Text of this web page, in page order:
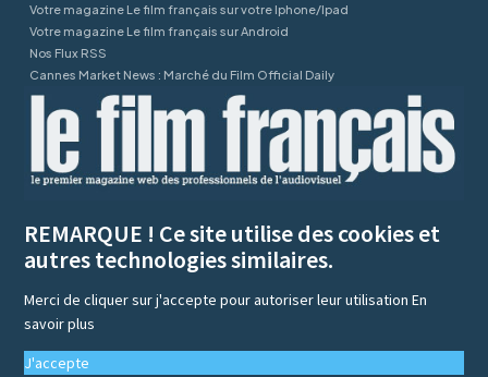
Votre magazine Le film français sur votre Iphone/Ipad
Votre magazine Le film français sur Android
Nos Flux RSS
Cannes Market News : Marché du Film Official Daily
REMARQUE ! Ce site utilise des cookies et
autres technologies similaires.
Merci de cliquer sur j'accepte pour autoriser leur utilisationEn
savoir plus
J'accepte